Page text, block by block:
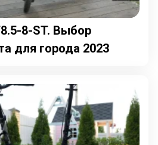
8-ST. Выбор
для города 2023